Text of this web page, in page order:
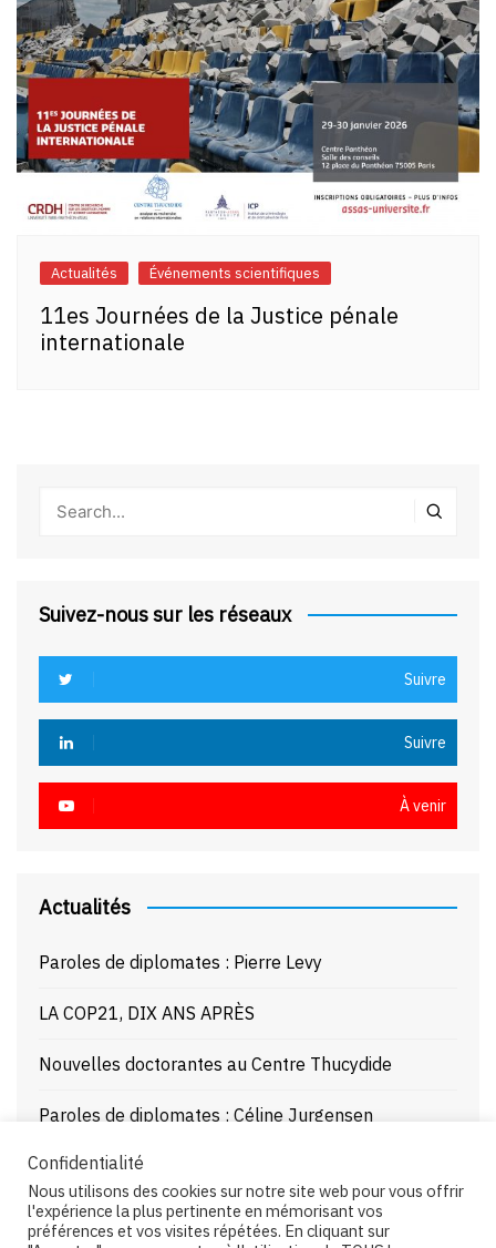
Actualités Événements scientifiques
11es Journées de la Justice pénale
internationale
Suivez-nous sur les réseaux
Suivre
Suivre
À venir
Actualités
Paroles de diplomates : Pierre Levy
LA COP21, DIX ANS APRÈS
Nouvelles doctorantes au Centre Thucydide
Paroles de diplomates : Céline Jurgensen
Journée d’étude : La Mer Noire enjeux stratégiques
et juridiques – 21/10/25
Confidentialité
Nous utilisons des cookies sur notre site web pour vous offrir
l'expérience la plus pertinente en mémorisant vos
préférences et vos visites répétées. En cliquant sur